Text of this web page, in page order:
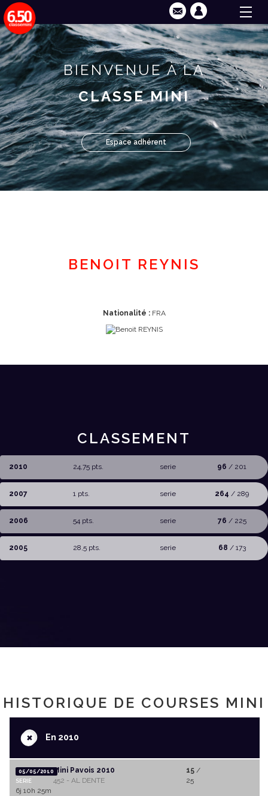
BIENVENUE À LA
CLASSE MINI
Espace adhérent
BENOIT REYNIS
Nationalité :FRA
CLASSEMENT
2010 24,75 pts. serie 96 / 201
2007 1 pts. serie 264 / 289
2006 54 pts. serie 76 / 225
2005 28,5 pts. serie 68 / 173
HISTORIQUE DE COURSES MINI
+En 2010
05/05/2010
SERIE
Mini Pavois 2010
452 - AL DENTE
15/
25
6j 10h 25m